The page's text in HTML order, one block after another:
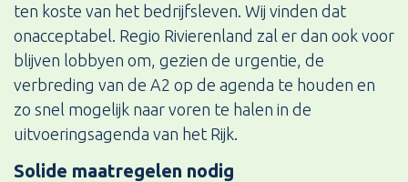
ten koste van het bedrijfsleven. Wij vinden dat
onacceptabel. Regio Rivierenland zal er dan ook voor
blijven lobbyen om, gezien de urgentie, de
verbreding van de A2 op de agenda te houden en
zo snel mogelijk naar voren te halen in de
uitvoeringsagenda van het Rijk.
Solide maatregelen nodig